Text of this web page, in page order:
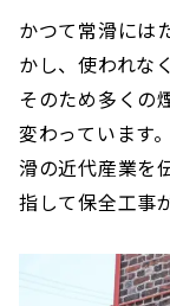
かつて常滑には
かし、使われな
そのため多くの
変わっています
滑の近代産業を
指して保全工事